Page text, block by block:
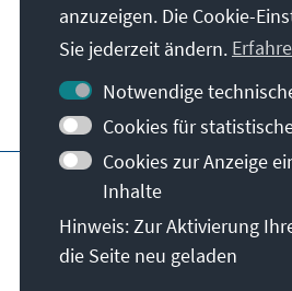
Kontakt
Weitere Angebote der Stiftung
Impressum
Erklärung zur Barrierefreiheit
Sitemap
anzuzeigen. Die Cookie-
Sie jederzeit ändern.
Notwendige
Cookies für
Cookies zur Anzeige
Inhalte
Hinweis: Zur Aktivierung
die Seite neu geladen